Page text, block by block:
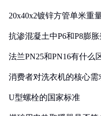
20x40x2镀锌方管单米重
抗渗混凝土中P6和P8膨
法兰PN25和PN16有什么
消费者对洗衣机的核心需
U型螺栓的国家标准